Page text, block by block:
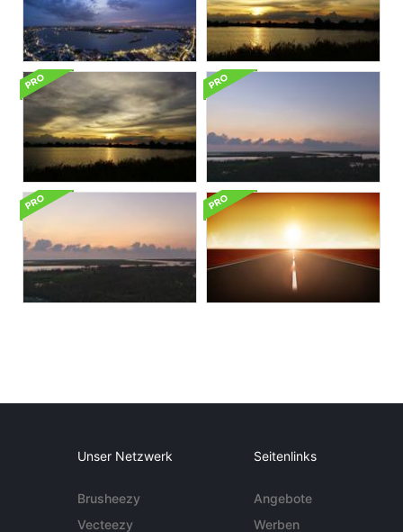
Unser Netzwerk
Brusheezy
Vecteezy
Seitenlinks
Angebote
Werben